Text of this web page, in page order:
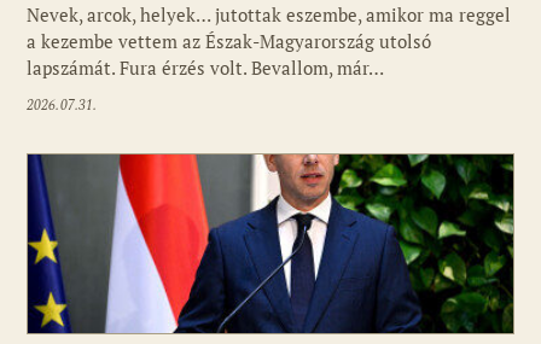
Nevek, arcok, helyek… jutottak eszembe, amikor ma reggel
a kezembe vettem az Észak-Magyarország utolsó
lapszámát. Fura érzés volt. Bevallom, már…
2026.07.31.